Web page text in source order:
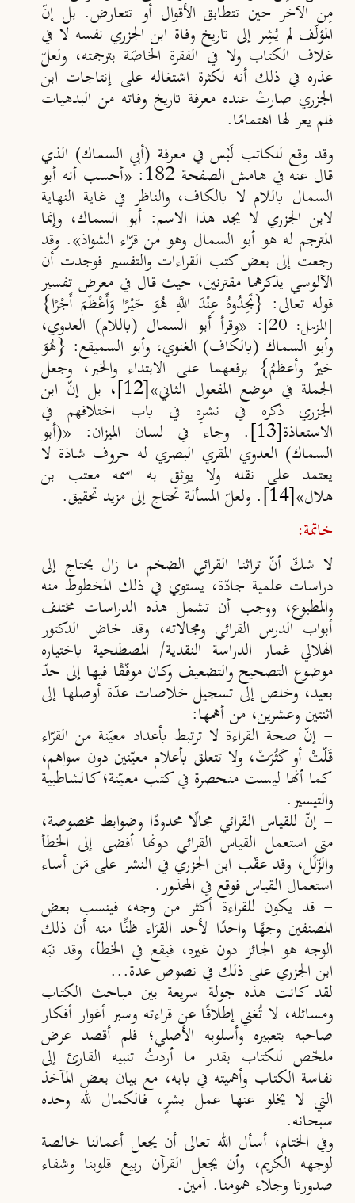
مِن الآخر حين تتطابق الأقوال أو تتعارض. بل إنّ
المؤلّف لم يُشِر إلى تاريخ وفاة ابن الجزري نفسه لا في
غلاف الكتاب ولا في الفقرة الخاصّة بترجمته، ولعلّ
عذره في ذلك أنه لكثرة اشتغاله على إنتاجات ابن
الجزري صارتْ عنده معرفة تاريخ وفاته من البدهيات
فلم يعر لها اهتمامًا.
وقد وقع للكاتب لَبْس في معرفة (أبي السماك) الذي
قال عنه في هامش الصفحة 182: «أحسب أنه أبو
السمال باللام لا بالكاف، والناظر في غاية النهاية
لابن الجزري لا يجد هذا الاسم: أبو السماك، وإنما
المترجم له هو أبو السمال وهو من قرّاء الشواذ». وقد
رجعت إلى بعض كتب القراءات والتفسير فوجدت أن
الآلوسي يذكرهما مقترنين، حيث قال في معرض تفسير
قوله تعالى: {تَجِدُوهُ عِنْدَ اللَّهِ هُوَ خَيْرًا وَأَعْظَمَ أَجْرًا}
[المزمل: 20] : «وقرأ أبو السمال (باللام) العدوي،
وأبو السماك (بالكاف) الغنوي، وأبو السميقع: {هُوَ
خيرٌ وأعظمُ} برفعهما على الابتداء والخبر، وجعل
الجملة في موضع المفعول الثاني»[12] ، بل إنّ ابن
الجزري ذكره في نشرِه في باب اختلافهم في
الاستعاذة[13] . وجاء في لسان الميزان: «(أبو
السماك) العدوي المقري البصري له حروف شاذة لا
يعتمد على نقله ولا يوثق به اسمه معتب بن
هلال»[14]
. ولعلّ المسألة تحتاج إلى مزيد تحقيق.
خاتمة:
لا شكّ أنّ تراثنا القرائي الضخم ما زال يحتاج إلى
دراسات علمية جادّة، يستوي في ذلك المخطوط منه
والمطبوع، ووجب أن تشمل هذه الدراسات مختلف
أبواب الدرس القرائي ومجالاته، وقد خاض الدكتور
الهلالي غمار الدراسة النقدية/ المصطلحية باختياره
موضوع التصحيح والتضعيف وكان موفّقًا فيها إلى حدّ
بعيد، وخلص إلى تسجيل خلاصات عدّة أوصلها إلى
اثنتين وعشرين، من أهمها:
- إنّ صحة القراءة لا ترتبط بأعداد معيّنة من القرّاء
قَلّتْ أو كَثُرَتْ، ولا تتعلق بأعلام معيّنين دون سواهم،
كما أنها ليست منحصرة في كتب معيّنة؛ كالشاطبية
والتيسير.
- إنّ للقياس القرائي مجالًا محدودًا وضوابط مخصوصة،
متى استعمل القياس القرائي دونها أفضى إلى الخطأ
والزّلَل، وقد عقّب ابن الجزري في النشر على مَن أساء
استعمال القياس فوقع في المحذور.
- قد يكون للقراءة أكثر من وجه، فينسب بعض
المصنفين وجهًا واحدًا لأحد القرّاء ظنًّا منه أن ذلك
الوجه هو الجائز دون غيره، فيقع في الخطأ، وقد نبّه
ابن الجزري على ذلك في نصوص عدة...
لقد كانت هذه جولة سريعة بين مباحث الكتاب
ومسائله، لا تُغني إطلاقًا عن قراءته وسبر أغوار أفكار
صاحبه بتعبيره وأسلوبه الأصلي؛ فلم أقصد عرض
ملخّص للكتاب بقدر ما أردتُ تنبيه القارئ إلى
نفاسة الكتاب وأهميته في بابه، مع بيان بعض المآخذ
التي لا يخلو عنها عمل بشرٍ، فالكمال لله وحده
سبحانه.
وفي الختام، أسأل الله تعالى أن يجعل أعمالنا خالصة
لوجهه الكريم، وأن يجعل القرآن ربيع قلوبنا وشفاء
صدورنا وجلاء همومنا. آمين.